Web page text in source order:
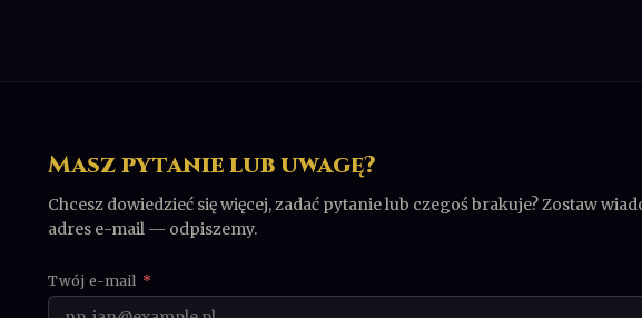
Masz pytanie lub uwagę?
Chcesz dowiedzieć się więcej, zadać pytanie lub czegoś brakuje? Zostaw
adres e-mail — odpiszemy.
Twój e-mail *